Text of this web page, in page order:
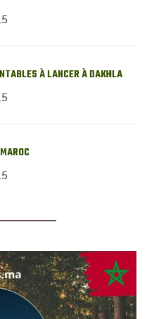
À LANCER À DAKHLA